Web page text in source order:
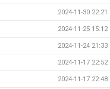
2024-11-30 22:21
2024-11-25 15:12
2024-11-24 21:33
2024-11-17 22:52
2024-11-17 22:48